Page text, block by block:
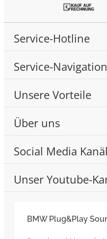
Service-Hotline
Service-Navigation
Unsere Vorteile
Über uns
Social Media
Unser Youtube-
BMW Plug&Play